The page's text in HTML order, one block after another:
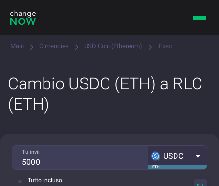
Main Currencies USD Coin (Ethereum) iExec
Cambio USDC (ETH) a RLC
(ETH)
Tu invii
ETH
USDC
Tutto incluso